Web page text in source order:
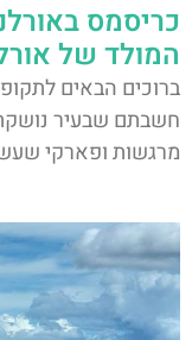
כריסמס
המולד של
ברוכים הבאים
חשבתם שבעיר
מרגשות ופארקי